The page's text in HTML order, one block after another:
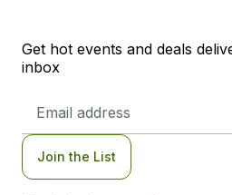
Get hot events and deals
inbox
Address
Join the List